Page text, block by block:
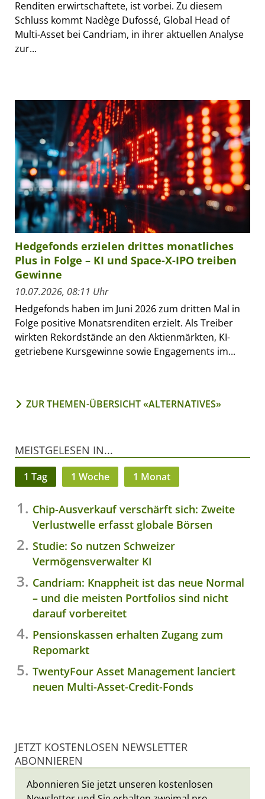
Renditen erwirtschaftete, ist vorbei. Zu diesem
Schluss kommt Nadège Dufossé, Global Head of
Multi-Asset bei Candriam, in ihrer aktuellen Analyse
zur...
Hedgefonds erzielen drittes monatliches
Plus in Folge – KI und Space-X-IPO treiben
Gewinne
10.07.2026, 08:11 Uhr
Hedgefonds haben im Juni 2026 zum dritten Mal in
Folge positive Monatsrenditen erzielt. Als Treiber
wirkten Rekordstände an den Aktienmärkten, KI-
getriebene Kursgewinne sowie Engagements im...
ZUR THEMEN-ÜBERSICHT «ALTERNATIVES»
MEISTGELESEN IN...
1 Tag 1 Woche 1 Monat
Chip-Ausverkauf verschärft sich: Zweite
Verlustwelle erfasst globale Börsen
Studie: So nutzen Schweizer
Vermögensverwalter KI
Candriam: Knappheit ist das neue Normal
– und die meisten Portfolios sind nicht
darauf vorbereitet
Pensionskassen erhalten Zugang zum
Repomarkt
TwentyFour Asset Management lanciert
neuen Multi-Asset-Credit-Fonds
JETZT KOSTENLOSEN NEWSLETTER
ABONNIEREN
Abonnieren Sie jetzt unseren kostenlosen